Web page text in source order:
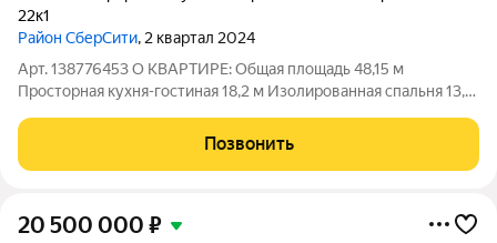
22к1
Район СберСити, 2 квартал 2024
Арт. 138776453 О КВАРТИРЕ: Общая площадь 48,15 м
Просторная кухня-гостиная 18,2 м Изолированная спальня 13,7
внутренний двор
Позвонить
20 500 000 ₽